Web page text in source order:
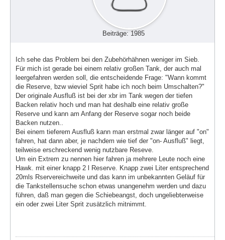
Beiträge: 1985
Ich sehe das Problem bei den Zubehörhähnen weniger im Sieb.
Für mich ist gerade bei einem relativ großen Tank, der auch mal
leergefahren werden soll, die entscheidende Frage: "Wann kommt
die Reserve, bzw wieviel Sprit habe ich noch beim Umschalten?"
Der originale Ausfluß ist bei der xbr im Tank wegen der tiefen
Backen relativ hoch und man hat deshalb eine relativ große
Reserve und kann am Anfang der Reserve sogar noch beide
Backen nutzen..
Bei einem tieferem Ausfluß kann man erstmal zwar länger auf "on"
fahren, hat dann aber, je nachdem wie tief der "on- Ausfluß" liegt,
teilweise erschreckend wenig nutzbare Reseve.
Um ein Extrem zu nennen hier fahren ja mehrere Leute noch eine
Hawk. mit einer knapp 2 l Reserve. Knapp zwei Liter entsprechend
20mls Rservereichweite und das kann im unbekannten Geläuf für
die Tankstellensuche schon etwas unangenehm werden und dazu
führen, daß man gegen die Schiebeangst, doch ungeliebterweise
ein oder zwei Liter Sprit zusätzlich mitnimmt.